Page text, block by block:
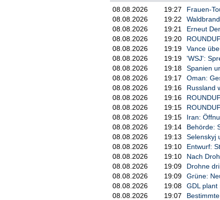
Der Grünen-
Anbieter BYD. Die Entscheidung
angemessenem Maße
Deutschland (RND). Es müsse
Verkehrsinfrastruktur und das
könnten.
In den vergangenen Tagen war,
Lieferung des chinesischen
BYD-Fahrzeugen, die Bahn
erstmals 2021 Elektrobusse bei
08.08.2026
19:27
Frauen-
08.08.2026
19:22
08.08.2026
19:21
Erneut
08.08.2026
19:20
08.08.2026
19:19
Vance
08.08.2026
19:19
'WSJ':
08.08.2026
19:18
Spanien
08.08.2026
19:17
Oman:
08.08.2026
19:16
Russland
08.08.2026
19:16
08.08.2026
19:15
08.08.2026
19:15
Iran:
08.08.2026
19:14
Behörde:
08.08.2026
19:13
Selenskyj
08.08.2026
19:10
Entwurf:
08.08.2026
19:10
Nach
08.08.2026
19:09
Drohne
08.08.2026
19:09
Grüne:
08.08.2026
19:08
GDL plant
08.08.2026
19:07